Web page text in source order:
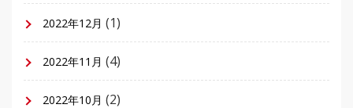
2022年12月 (1)
2022年11月 (4)
2022年10月 (2)